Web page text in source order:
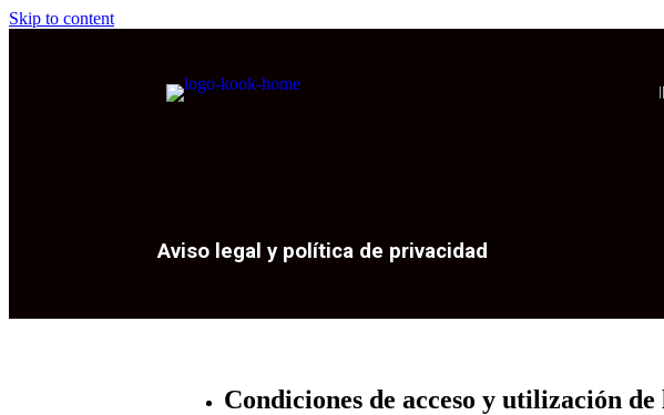
Skip to content
Aviso legal y política de privacidad
Condiciones de acceso y utilización de